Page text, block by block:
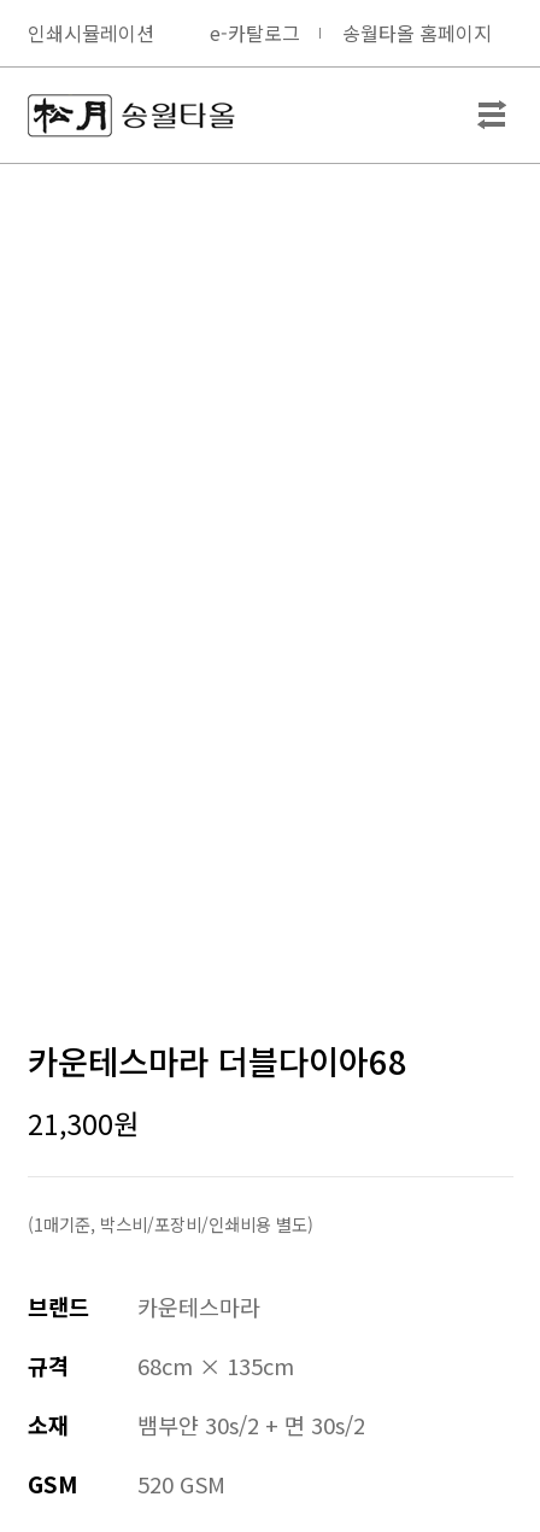
인쇄시뮬레이션 e-카탈로그 송월타올 홈페이지
카운테스마라 더블다이아68
21,300원
(1매기준, 박스비/포장비/인쇄비용 별도)
브랜드
카운테스마라
규격
68cm × 135cm
소재
뱀부얀 30s/2 + 면 30s/2
GSM
520 GSM